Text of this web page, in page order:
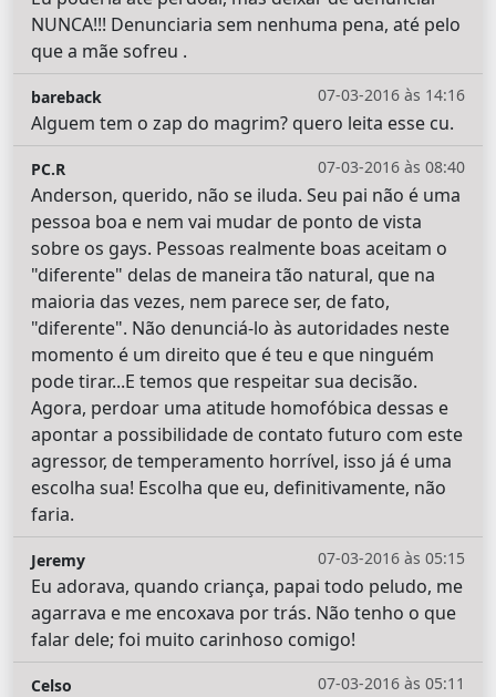
NUNCA!!! Denunciaria sem nenhuma pena, até pelo
que a mãe sofreu .
07-03-2016 às 14:16
bareback
Alguem tem o zap do magrim? quero leita esse cu.
07-03-2016 às 08:40
PC.R
Anderson, querido, não se iluda. Seu pai não é uma
pessoa boa e nem vai mudar de ponto de vista
sobre os gays. Pessoas realmente boas aceitam o
"diferente" delas de maneira tão natural, que na
maioria das vezes, nem parece ser, de fato,
"diferente". Não denunciá-lo às autoridades neste
momento é um direito que é teu e que ninguém
pode tirar...E temos que respeitar sua decisão.
Agora, perdoar uma atitude homofóbica dessas e
apontar a possibilidade de contato futuro com este
agressor, de temperamento horrível, isso já é uma
escolha sua! Escolha que eu, definitivamente, não
faria.
07-03-2016 às 05:15
Jeremy
Eu adorava, quando criança, papai todo peludo, me
agarrava e me encoxava por trás. Não tenho o que
falar dele; foi muito carinhoso comigo!
07-03-2016 às 05:11
Celso